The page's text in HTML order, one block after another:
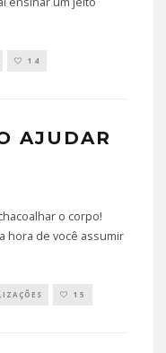
14
AJUDAR
o corpo!
hora de você assumir
15